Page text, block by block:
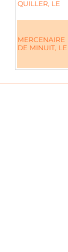
QUILLER, LE
MERCENAIRE
DE MINUIT, LE